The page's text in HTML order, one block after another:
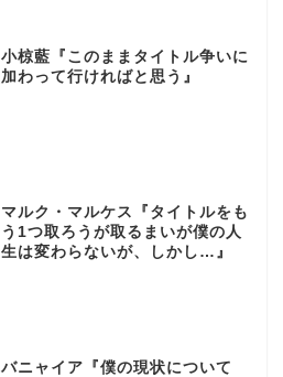
小椋藍『このままタイトル争いに
加わって行ければと思う』
マルク・マルケス『タイトルをも
う1つ取ろうが取るまいが僕の人
生は変わらないが、しかし…』
バニャイア『僕の現状について